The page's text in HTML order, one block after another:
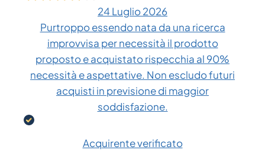
24 Luglio 2026
Purtroppo essendo nata da una ricerca
improvvisa per necessità il prodotto
proposto e acquistato rispecchia al 90%
necessità e aspettative. Non escludo futuri
acquisti in previsione di maggior
soddisfazione.
Acquirente verificato